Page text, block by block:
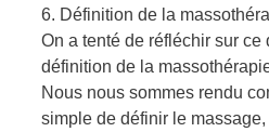
6. Définition de la
On a tenté de réfléchir sur ce
définition de la
Nous nous sommes rendu
simple de définir le massage,